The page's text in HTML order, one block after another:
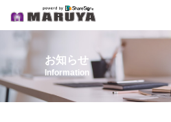
マルヤビジョンとは
042-673-6640
お知らせ
Information